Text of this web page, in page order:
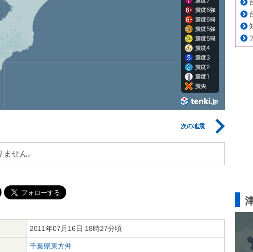
次の地震
せん。
2011年07月16日 18時27分頃
千葉県東方沖